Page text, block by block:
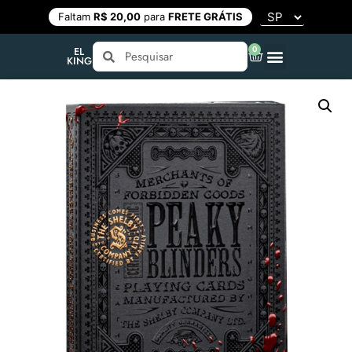
Faltam R$ 20,00para FRETE GRÁTIS
EL
KING
0